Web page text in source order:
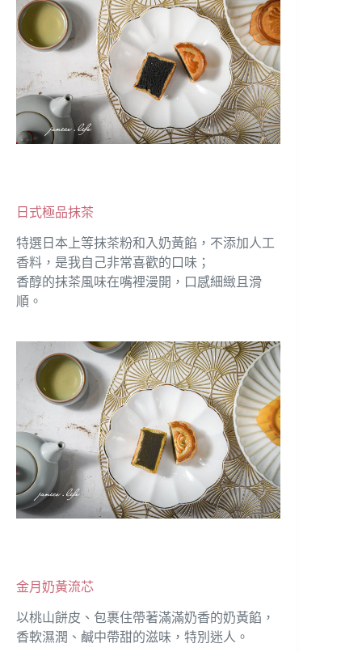
日式極品抹茶
特選日本上等抹茶粉和入奶黃餡，不添加人工
香料，是我自己非常喜歡的口味；
香醇的抹茶風味在嘴裡漫開，口感細緻且滑
順。
金月奶黃流芯
以桃山餅皮、包裹住帶著滿滿奶香的奶黃餡，
香軟濕潤、鹹中帶甜的滋味，特別迷人。